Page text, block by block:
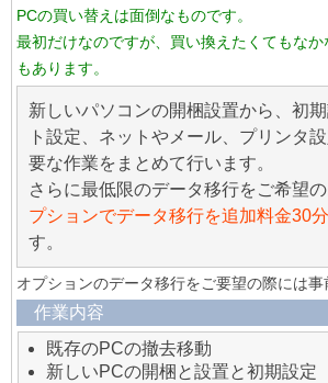
PCの買い替えは面倒なものです。
最初だけなのですが、買い換えたくてもな
もあります。
新しいパソコンの開梱設置から、初
ト設定、ネットやメール、プリンタ
要な作業をまとめて行います。
さらに最低限のデータ移行をご希望の
プションでデータ移行を追加料金30
す。
オプションのデータ移行をご要望の際には事
作業内容
既存のPCの撤去移動
新しいPCの開梱と設置と初期設定